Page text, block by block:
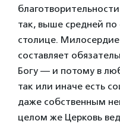
так, выше средней
столице.
составляет
Богу — и потому в
так или иначе есть
даже собственным
целом же Церковь